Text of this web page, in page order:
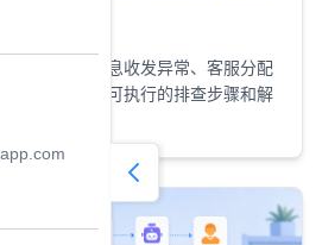
录失败、消息收发异常、客服分配
题，并提供可执行的排查步骤和解
使用。